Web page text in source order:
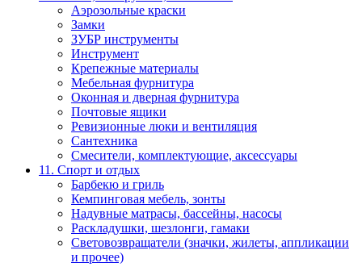
Аэрозольные краски
Замки
ЗУБР инструменты
Инструмент
Крепежные материалы
Мебельная фурнитура
Оконная и дверная фурнитура
Почтовые ящики
Ревизионные люки и вентиляция
Сантехника
Смесители, комплектующие, аксессуары
11. Спорт и отдых
Барбекю и гриль
Кемпинговая мебель, зонты
Надувные матрасы, бассейны, насосы
Раскладушки, шезлонги, гамаки
Световозвращатели (значки, жилеты, аппликации
и прочее)